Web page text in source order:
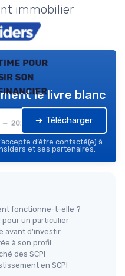
immobilier
pour
son
2026
le livre blanc
➔ Télécharger
d’être contacté(e) à
et ses partenaires.
fonctionne-t-elle ?
pour un particulier
avant d’investir
à son profil
des SCPI
en SCPI